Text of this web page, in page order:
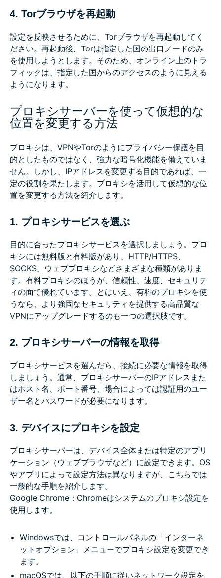
4. Torブラウザを再起動
設定を反映させるために、Torブラウザを再起動してく
ださい。再起動後、Torは指定した国の出口ノードのみ
を使用しようとします。そのため、オンライン上のトラ
フィックは、指定した国からのアクセスのように見える
ようになります。
プロキシサーバーを使って仮想的な
位置を変更する方法
プロキシは、VPNやTorのようにプライバシー保護を目
的としたものではなく、強力な暗号化機能を備えていま
せん。しかし、IPアドレスを変更する目的であれば、一
定の役割を果たします。プロキシを活用して仮想的な位
置を変更する方法を紹介します。
1. プロキシサービスを選ぶ
目的に合ったプロキシサービスを選択しましょう。プロ
キシには無料版と有料版があり、HTTP/HTTPS、
SOCKS、ウェブプロキシなどさまざまな種類がありま
す。有料プロキシのほうが、信頼性、速度、セキュリテ
ィの面で優れています。とはいえ、有料のプロキシを使
うなら、より強固なセキュリティを提供する高品質な
VPNにアップグレードするのも一つの選択肢です。
2. プロキシサーバーの情報を取得
プロキシサービスを選んだら、接続に必要な情報を取得
しましょう。通常、プロキシサーバーのIPアドレスまた
はホスト名、ポート番号、場合によっては認証用のユー
ザー名とパスワードが必要になります。
3. デバイスにプロキシを設定
プロキシサーバーは、デバイス全体または特定のアプリ
ケーション（ウェブブラウザなど）に設定できます。OS
やアプリによって設定方法は異なりますが、こちらでは
一般的な手順を紹介します。
Google Chrome：Chromeはシステムのプロキシ設定を
使用します。
Windowsでは、コントロールパネルの「インターネ
ットオプション」メニューでプロキシ設定を変更でき
ます。
macOSでは、以下の手順に従いネットワーク設定を